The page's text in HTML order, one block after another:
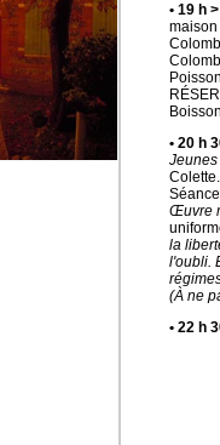
• 19 h
maison
• 20 h
Colette.
Œuvre
la
l'oubli.
(À ne
• 22 h